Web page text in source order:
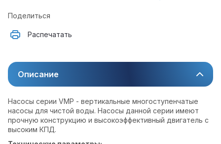
Поделиться
Распечатать
Описание
Насосы серии VMP - вертикальные многоступенчатые
насосы для чистой воды. Насосы данной серии имеют
прочную конструкцию и высокоэффективный двигатель с
высоким КПД.